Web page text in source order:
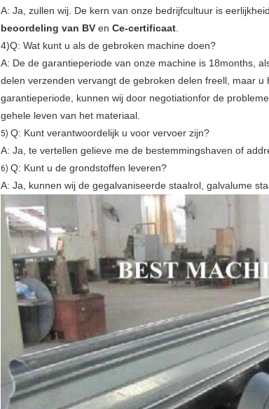
A: Ja, zullen wij. De kern van onze bedrijfcultuur is
beoordeling van BV en Ce-certificaat.
4)Q: Wat kunt u als de gebroken machine doen?
A: De de garantieperiode van onze machine is 18months,
delen verzenden vervangt de gebroken delen freell, maar
garantieperiode, kunnen wij door negotiationfor de
gehele leven van het materiaal.
5) Q: Kunt verantwoordelijk u voor vervoer zijn?
A: Ja, te vertellen gelieve me de bestemmingshaven of
6) Q: Kunt u de grondstoffen leveren?
A: Ja, kunnen wij de gegalvaniseerde staalrol, galvalume